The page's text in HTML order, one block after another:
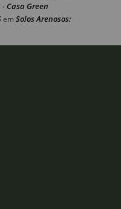
Casa Green
em Solos Arenosos: